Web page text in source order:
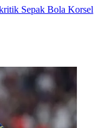
Sepak Bola Korsel